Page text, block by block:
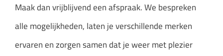
Maak dan vrijblijvend een afspraak. We bespreken
alle mogelijkheden, laten je verschillende merken
ervaren en zorgen samen dat je weer met plezier